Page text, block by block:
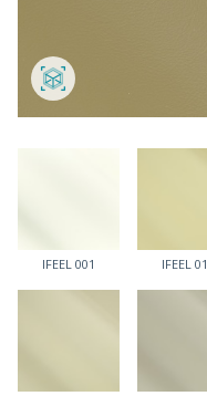
IFEEL 001 IFEEL